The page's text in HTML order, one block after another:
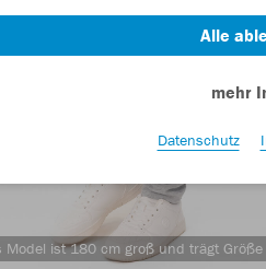
Model ist 180 cm groß und trägt Größe
Alle
mehr
Datenschutz